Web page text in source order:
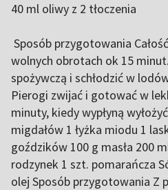
40 ml oliwy z 2 tłoczenia
Sposób przygotowania
wolnych obrotach ok 15
spożywczą i schłodzić w
Pierogi zwijać i gotować w
minuty, kiedy wypłyną
migdałów 1 łyżka miodu 1
goździków 100 g masła 200
rodzynek 1 szt. pomarańcza
olej Sposób przygotowania Z